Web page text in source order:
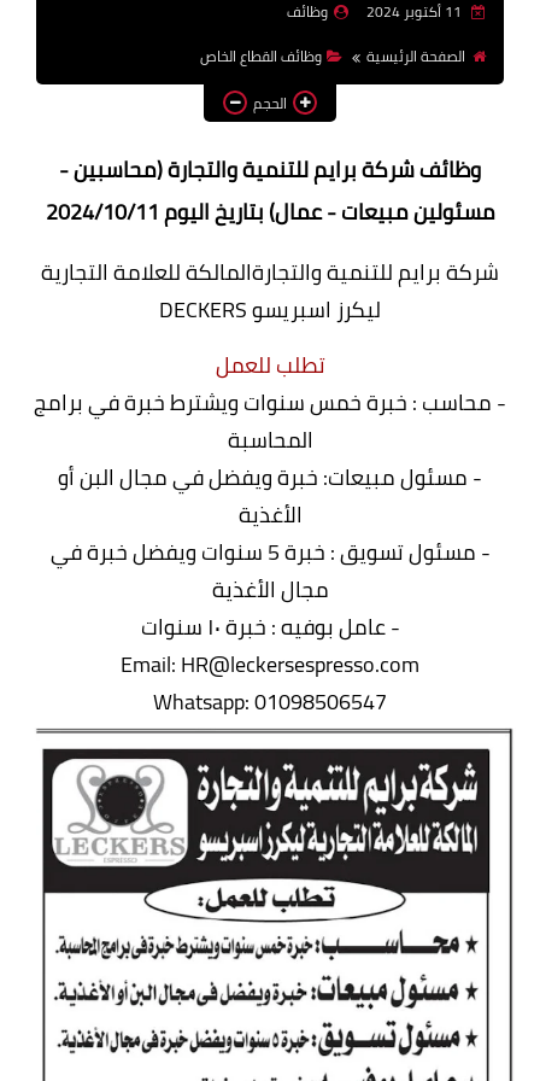
بالجامعات والمعاهد
اخبار
وظائف
الصفحة الرئيسية
وظائف القطاع الخاص
الحجم
وظائف شركة برايم للتنمية والتجارة (محاسبين -
مسئولين مبيعات - عمال) بتاريخ اليوم 2024/10/11
شركة برايم للتنمية والتجارةالمالكة للعلامة التجارية
ليكرز اسبريسو DECKERS
تطلب للعمل
- محاسب : خبرة خمس سنوات ويشترط خبرة في برامج
المحاسبة
- مسئول مبيعات: خبرة ويفضل في مجال البن أو
الأغذية
- مسئول تسويق : خبرة 5 سنوات ويفضل خبرة في
مجال الأغذية
- عامل بوفيه : خبرة ١٠ سنوات
Email: HR@leckersespresso.com
Whatsapp: 01098506547